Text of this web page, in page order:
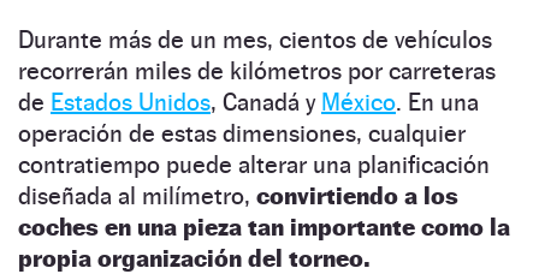
Durante más de un mes, cientos de vehículos
recorrerán miles de kilómetros por carreteras
de Estados Unidos, Canadá y México. En una
operación de estas dimensiones, cualquier
contratiempo puede alterar una planificación
diseñada al milímetro, convirtiendo a los
coches en una pieza tan importante como la
propia organización del torneo.